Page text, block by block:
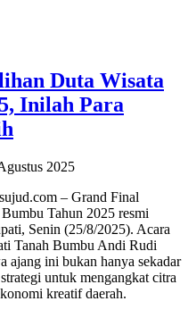
Duta Wisata
Inilah Para
2025
– Grand Final
Tahun 2025 resmi
Senin (25/8/2025). Acara
Tanah Bumbu Andi Rudi
ajang ini bukan hanya sekadar
untuk mengangkat citra
kreatif daerah.